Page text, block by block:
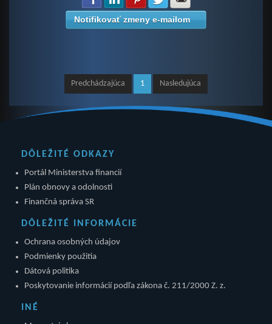
Notifikovať zmeny e-mailom
Predchádzajúca 1 Nasledujúca
DÔLEŽITÉ ODKAZY
Portál Ministerstva financií
Plán obnovy a odolnosti
Finančná správa SR
DÔLEŽITÉ INFORMÁCIE
Ochrana osobných údajov
Podmienky použitia
Dátová politika
Poskytovanie informácií podľa zákona č. 211/2000 Z. z.
INÉ